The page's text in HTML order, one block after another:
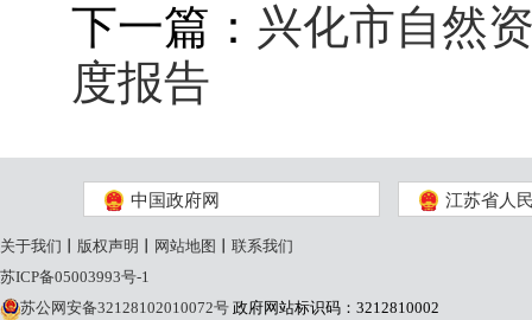
下一篇： 兴化市自然
度报告
中国政府网 江苏省人
关于我们 版权声明 网站地图
联系我们
苏ICP备05003993号-1
苏公网安备32128102010072号 政府网站标识码：3212810002